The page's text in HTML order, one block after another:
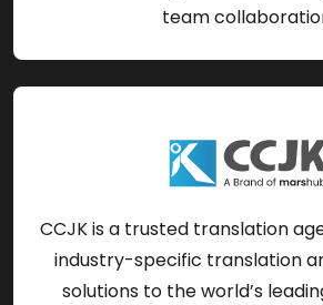
team
CCJK is a trusted translation
industry-specific translation
solutions to the world’s